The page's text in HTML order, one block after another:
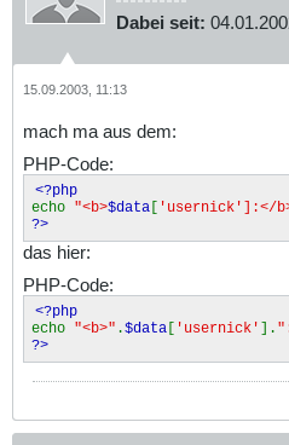
Dabei seit:
15.09.2003, 11:13
mach ma aus dem:
PHP-Code:
<?php
echo "<b>$data [ 'usernick']:</
?>
das hier:
PHP-Code:
<?php
echo "<b>" .$data [ 'usernick' ].
?>